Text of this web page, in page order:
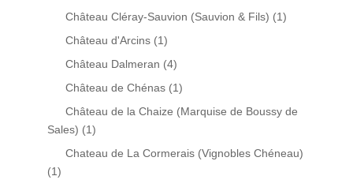
Château Cléray-Sauvion (Sauvion & Fils) (1)
Château d'Arcins (1)
Château Dalmeran (4)
Château de Chénas (1)
Château de la Chaize (Marquise de Boussy de
Sales) (1)
Chateau de La Cormerais (Vignobles Chéneau)
(1)